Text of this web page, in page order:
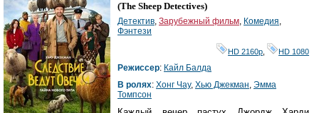
(The Sheep Detectives)
Детектив, Зарубежный фильм, Комедия,
Фэнтези
HD 2160р, HD 1080
Режиссер: Кайл Балда
В ролях: Хонг Чау, Хью Джекман, Эмма
Томпсон